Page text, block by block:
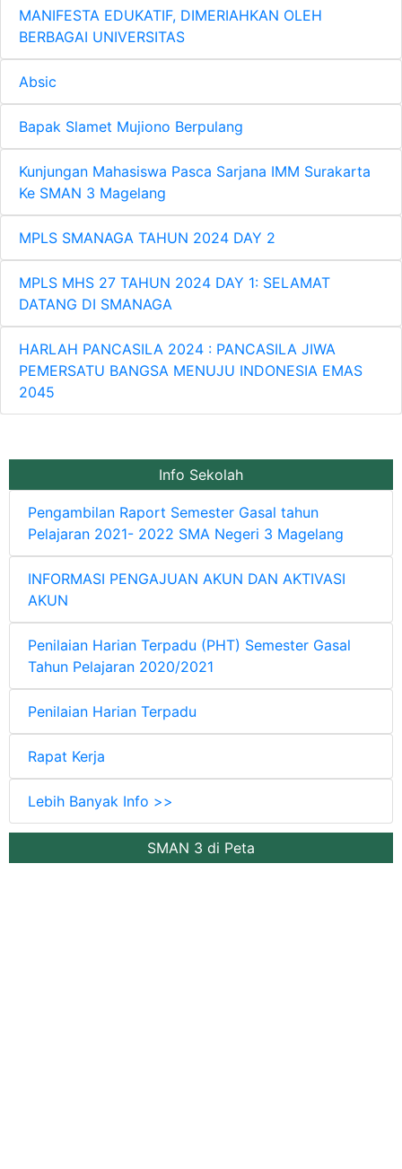
MANIFESTA EDUKATIF, DIMERIAHKAN OLEH
BERBAGAI UNIVERSITAS
Absic
Bapak Slamet Mujiono Berpulang
Kunjungan Mahasiswa Pasca Sarjana IMM Surakarta
Ke SMAN 3 Magelang
MPLS SMANAGA TAHUN 2024 DAY 2
MPLS MHS 27 TAHUN 2024 DAY 1: SELAMAT
DATANG DI SMANAGA
HARLAH PANCASILA 2024 : PANCASILA JIWA
PEMERSATU BANGSA MENUJU INDONESIA EMAS
2045
Info Sekolah
Pengambilan Raport Semester Gasal tahun
Pelajaran 2021- 2022 SMA Negeri 3 Magelang
INFORMASI PENGAJUAN AKUN DAN AKTIVASI
AKUN
Penilaian Harian Terpadu (PHT) Semester Gasal
Tahun Pelajaran 2020/2021
Penilaian Harian Terpadu
Rapat Kerja
Lebih Banyak Info >>
SMAN 3 di Peta